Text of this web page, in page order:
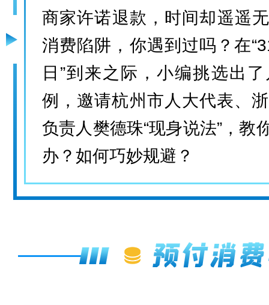
商家许诺退款，时间却遥遥
消费陷阱，你遇到过吗？在
日”到来之际，小编挑选出
例，邀请杭州市人大代表、
负责人樊德珠“现身说法”，教
办？如何巧妙规避？